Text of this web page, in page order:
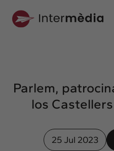
Interconexión
Nuestros servicios
Interacción
Proyectos
Parlem,
los
25 Jul 2023